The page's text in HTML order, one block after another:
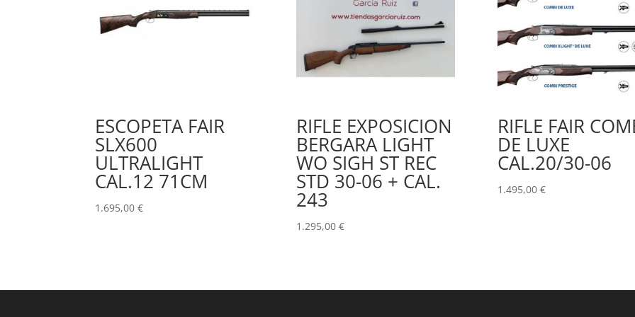
ESCOPETA FAIR
SLX600
ULTRALIGHT
CAL.12 71CM
1.695,00€
RIFLE EXPOSICION
BERGARA LIGHT
WO SIGH ST REC
STD 30-06 + CAL.
243
1.295,00 €
RIFLE FAIR
DE LUXE
CAL.20/30-06
1.495,00 €